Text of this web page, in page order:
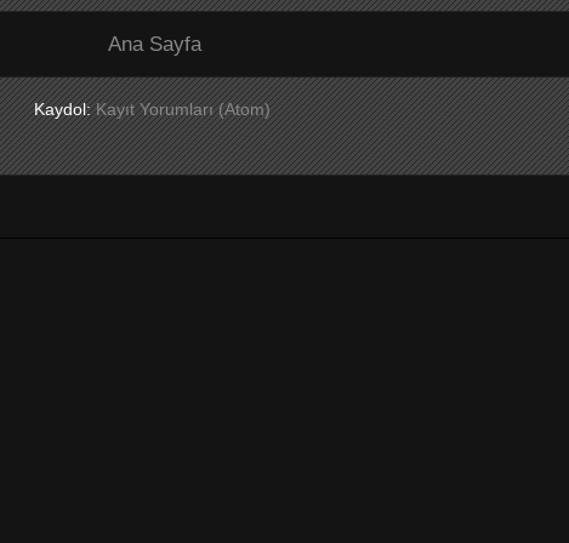
Ana Sayfa
Kaydol:Kayıt Yorumları (Atom)